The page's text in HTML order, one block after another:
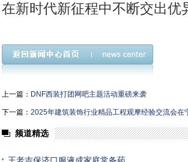
在新时代新征程中不断交出优
上一篇： DNF西装打团网吧主题活动重磅来袭
下一篇： 2025年建筑装饰行业精品工程观摩经验交流会在
频道精选